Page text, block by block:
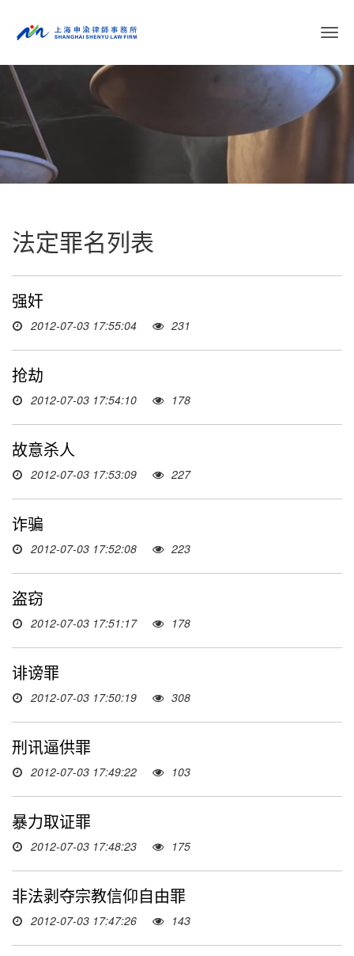
切
导
航
法定罪名列表
强奸
2012-07-03 17:55:04 231
抢劫
2012-07-03 17:54:10 178
故意杀人
2012-07-03 17:53:09 227
诈骗
2012-07-03 17:52:08 223
盗窃
2012-07-03 17:51:17 178
诽谤罪
2012-07-03 17:50:19 308
刑讯逼供罪
2012-07-03 17:49:22 103
暴力取证罪
2012-07-03 17:48:23 175
非法剥夺宗教信仰自由罪
2012-07-03 17:47:26 143